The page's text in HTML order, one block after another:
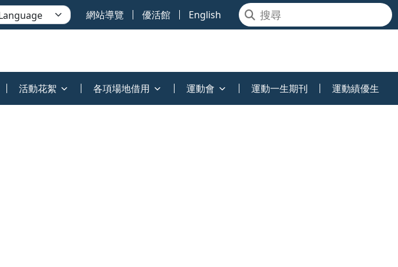
網站導覽 優活館 English
活動花絮 各項場地借用 運動會 運動一生期刊 運動績優生